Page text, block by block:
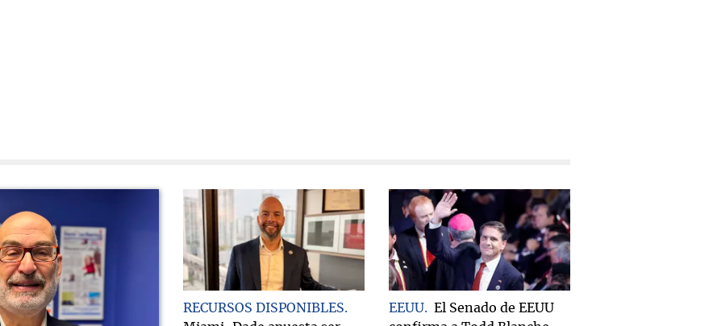
RECURSOS DISPONIBLES
EEUU
El Senado de EEUU